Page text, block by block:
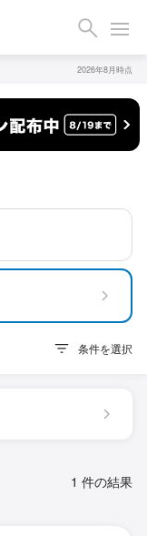
2026年8月時点
条件を選択
1 件の結果